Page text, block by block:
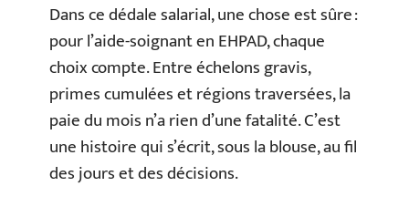
Dans ce dédale salarial, une chose est sûre :
pour l’aide-soignant en EHPAD, chaque
choix compte. Entre échelons gravis,
primes cumulées et régions traversées, la
paie du mois n’a rien d’une fatalité. C’est
une histoire qui s’écrit, sous la blouse, au fil
des jours et des décisions.